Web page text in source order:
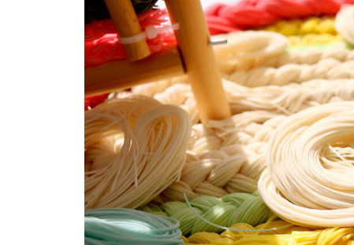
GACKT
【NEW OPEN】ぱすたろう 島
原店